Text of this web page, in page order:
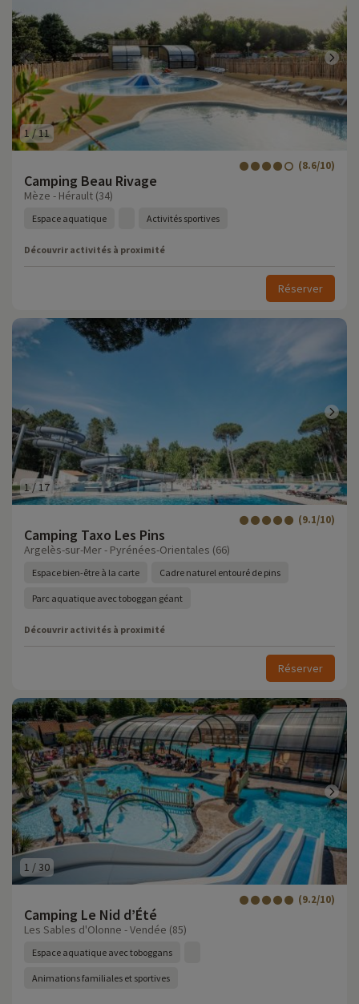
1 /11
Camping Beau Rivage
(8.6/10)
Mèze - Hérault (34)
Espace aquatique Activités sportives
Découvrir activités à proximité
Réserver
1/17
Camping Taxo Les Pins
(9.1/10)
Argelès-sur-Mer - Pyrénées-Orientales (66)
Espace bien-être à la carte Cadre naturel entouré de pins
Parc aquatique avec toboggan géant
Découvrir activités à proximité
Réserver
1 /30
Camping Le Nid d’Été
(9.2/10)
Les Sables d'Olonne - Vendée (85)
Espace aquatique avec toboggans
Animations familiales et sportives